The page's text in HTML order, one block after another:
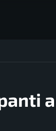
a